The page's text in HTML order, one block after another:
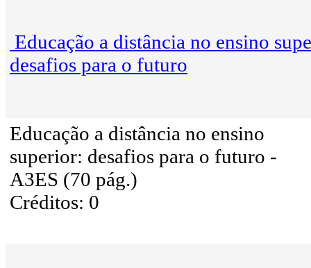
Educação a distância no ensino
desafios para o futuro
Educação a distância no ensino
superior: desafios para o futuro -
A3ES (70 pág.)
Créditos: 0